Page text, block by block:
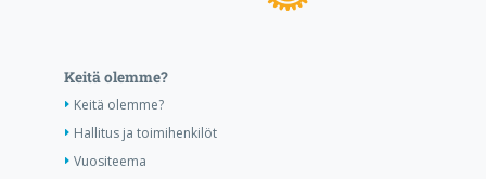
Keitä olemme?
Keitä olemme?
Hallitus ja toimihenkilöt
Vuositeema